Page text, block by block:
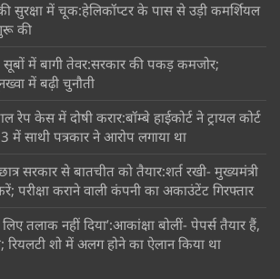
की सुरक्षा में चूक:हेलिकॉप्टर के पास से उड़ी कमर्शियल
की
में बागी तेवर:सरकार की पकड़ कमजोर;
में बढ़ी चुनौती
रेप केस में दोषी करार:बॉम्बे हाईकोर्ट ने ट्रायल कोर्ट
साथी पत्रकार ने आरोप लगाया था
सरकार से बातचीत को तैयार:शर्त रखी- मुख्यमंत्री
परीक्षा कराने वाली कंपनी का अकाउंटेंट गिरफ्तार
तलाक नहीं दिया’:आकांक्षा बोलीं- पेपर्स तैयार हैं,
रियलटी शो में अलग होने का ऐलान किया था